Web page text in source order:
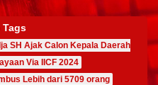
Tags
SH Ajak Calon Kepala Daerah
Via IICF 2024
Lebih dari 5709 orang